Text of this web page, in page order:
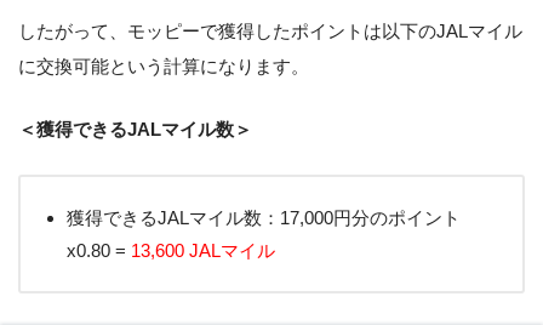
したがって、モッピーで獲得したポイントは以下のJALマイル
に交換可能という計算になります。
＜獲得できるJALマイル数＞
獲得できるJALマイル数：17,000円分のポイント
x0.80 = 13,600 JALマイル